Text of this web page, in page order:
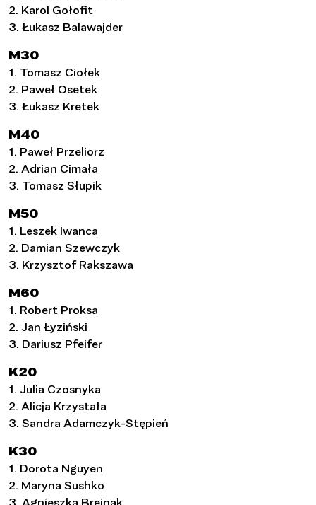
2. Karol Gołofit
3. Łukasz Balawajder
M30
1. Tomasz Ciołek
2. Paweł Osetek
3. Łukasz Kretek
M40
1. Paweł Przeliorz
2. Adrian Cimała
3. Tomasz Słupik
M50
1. Leszek Iwanca
2. Damian Szewczyk
3. Krzysztof Rakszawa
M60
1. Robert Proksa
2. Jan Łyziński
3. Dariusz Pfeifer
K20
1. Julia Czosnyka
2. Alicja Krzystała
3. Sandra Adamczyk-Stępień
K30
1. Dorota Nguyen
2. Maryna Sushko
3. Agnieszka Brejnak